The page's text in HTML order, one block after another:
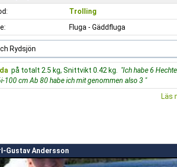
Trolling
Fluga - Gäddfluga
Rydsjön
på totalt 2.5 kg, Snittvikt 0.42 kg.
"Ich habe 6 Hechte
100 cm Ab 80 habe ich mit genommen also 3 "
Läs
Gustav Andersson